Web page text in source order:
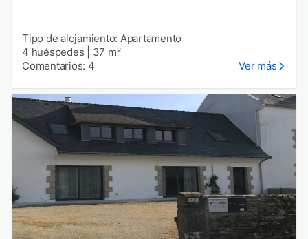
Tipo de alojamiento: Apartamento
4 huéspedes
37 m²
Comentarios: 4
Ver más